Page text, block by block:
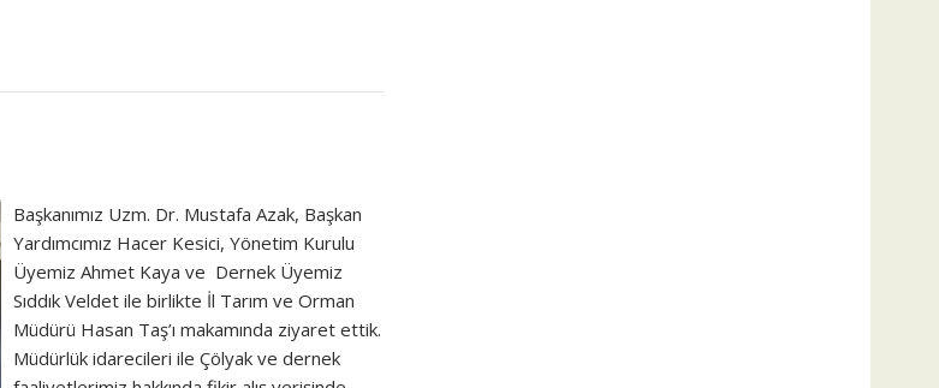
Başkanımız Uzm. Dr. Mustafa Azak, Başkan
Yardımcımız Hacer Kesici, Yönetim Kurulu
Üyemiz Ahmet Kaya ve Dernek Üyemiz
Sıddık Veldet ile birlikte İl Tarım ve Orman
Müdürü Hasan Taş’ı makamında ziyaret ettik.
Müdürlük idarecileri ile Çölyak ve dernek